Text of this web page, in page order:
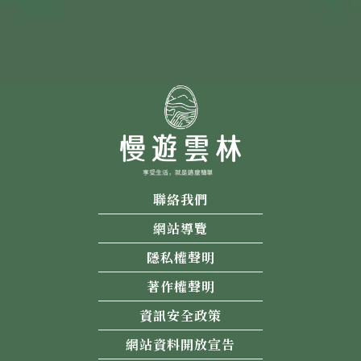
聯絡我們
網站導覽
隱私權聲明
著作權聲明
資訊安全政策
網站資料開放宣告